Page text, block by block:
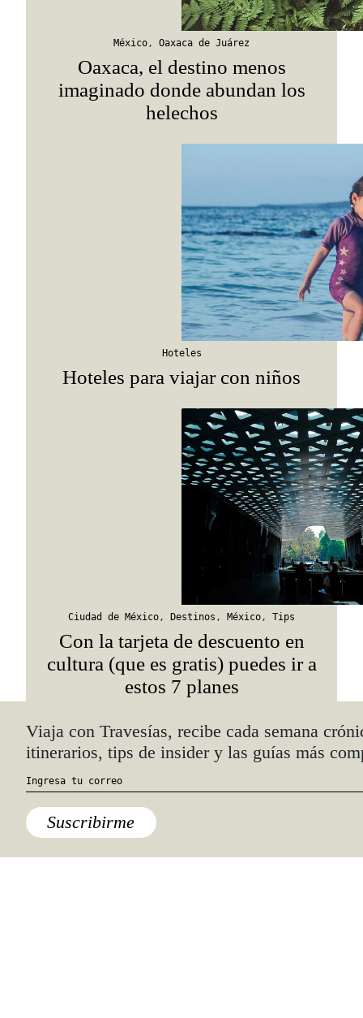
México, Oaxaca de Juárez
Oaxaca, el destino menos
imaginado donde abundan los
helechos
Hoteles
Hoteles para viajar con niños
Ciudad de México , Destinos , México , Tips
Con la tarjeta de descuento en
cultura (que es gratis) puedes ir a
estos 7 planes